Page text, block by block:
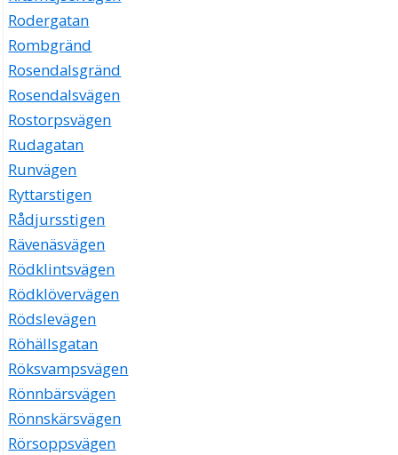
Rodergatan
Rombgränd
Rosendalsgränd
Rosendalsvägen
Rostorpsvägen
Rudagatan
Runvägen
Ryttarstigen
Rådjursstigen
Rävenäsvägen
Rödklintsvägen
Rödklövervägen
Rödslevägen
Röhällsgatan
Röksvampsvägen
Rönnbärsvägen
Rönnskärsvägen
Rörsoppsvägen